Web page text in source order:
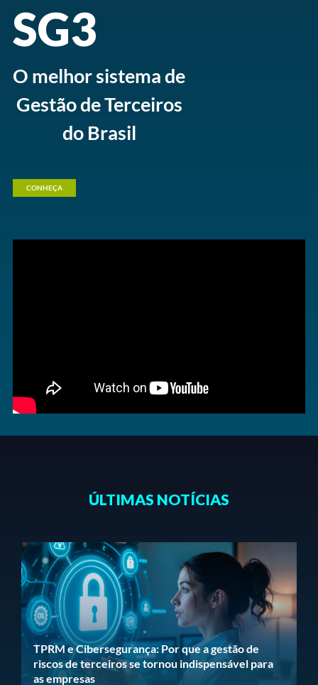
SG3
O melhor sistema de
Gestão de Terceiros
do Brasil
CONHEÇA
ÚLTIMAS NOTÍCIAS
TPRM e Cibersegurança: Por que a gestão de
riscos de terceiros se tornou indispensável para
as empresas